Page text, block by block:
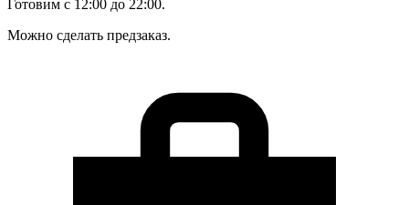
Готовим с 12:00 до 22:00.
Можно сделать предзаказ.